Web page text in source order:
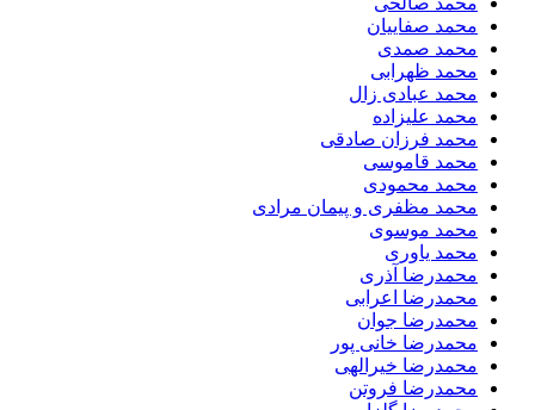
محمد صفاییان
محمد صمدی
محمد ظهرابی
محمد عبادی زال
محمد علیزاده
محمد فرزان صادقی
محمد قاموسی
محمد محمودی
محمد مظفری و پیمان مرادی
محمد موسوی
محمد یاوری
محمدرضا آذری
محمدرضا اعرابی
محمدرضا جوان
محمدرضا خانی پور
محمدرضا خیرالهی
محمدرضا فروتن